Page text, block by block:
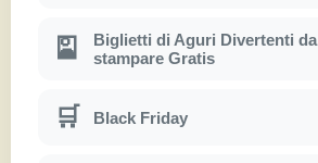
🎴
Biglietti di Aguri Divertenti da
stampare Gratis
🛒 Black Friday